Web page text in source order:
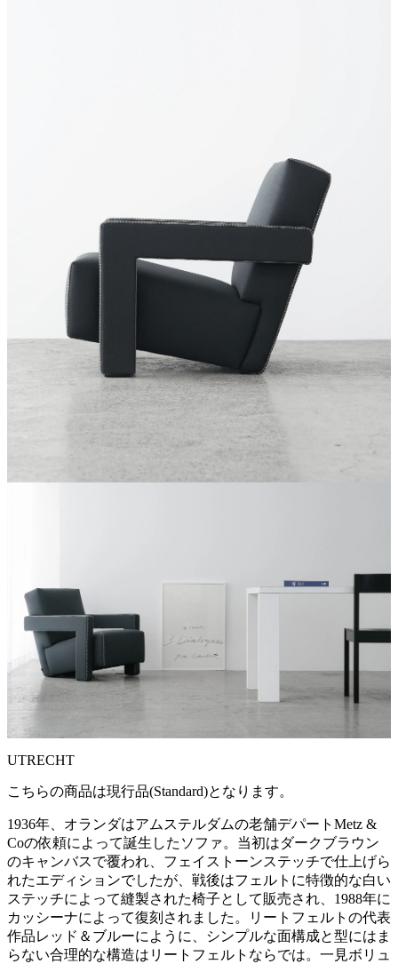
UTRECHT
こちらの商品は現行品(Standard)となります。
1936年、オランダはアムステルダムの老舗デパートMetz &
Coの依頼によって誕生したソファ。当初はダークブラウン
のキャンバスで覆われ、フェイストーンステッチで仕上げら
れたエディションでしたが、戦後はフェルトに特徴的な白い
ステッチによって縫製された椅子として販売され、1988年に
カッシーナによって復刻されました。リートフェルトの代表
作品レッド＆ブルーにように、シンプルな面構成と型にはま
らない合理的な構造はリートフェルトならでは。一見ボリュ